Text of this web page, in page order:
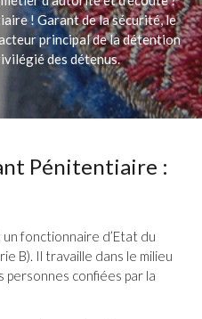
! Garant de la sécurité, le
principal de la détention
des détenus.
Pénitentiaire :
fonctionnaire d’Etat du
B). Il travaille dans le milieu
personnes confiées par la